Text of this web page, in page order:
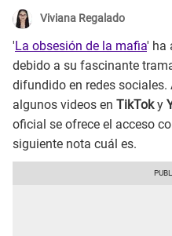
Viviana Regalado
'La obsesión de la mafia' ha
debido a su fascinante
difundido en redes sociales.
algunos videos en TikToky
oficial se ofrece el acceso
siguiente nota cuál es.